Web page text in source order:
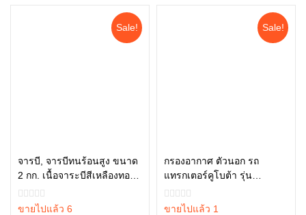
Sale!
จารบี, จารบีทนร้อนสูง ขนาด
2 กก. เนื้อจาระบีสีเหลืองทอง
W9505-A0010
ขายไปแล้ว 6
หยิบใส่ตะกร้า
Sale!
กรองอากาศ ตัวนอก รถ
แทรกเตอร์คูโบต้า รุ่น
L3608SP L4018SP L4708SP
W9501-31080B
ขายไปแล้ว 1
หยิบใส่ตะกร้า